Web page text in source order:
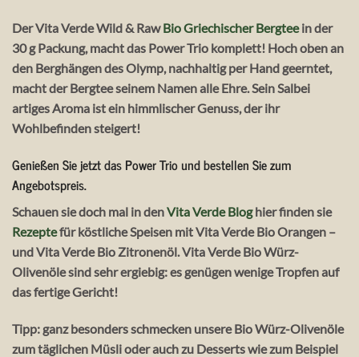
Der Vita Verde Wild & RawBio Griechischer Bergteein der
30 g Packung, macht das Power Trio komplett! Hoch oben an
den Berghängen des Olymp, nachhaltig per Hand geerntet,
macht der Bergtee seinem Namen alle Ehre. Sein Salbei
artiges Aroma ist ein himmlischer Genuss, der ihr
Wohlbefinden steigert!
Genießen Sie jetzt das Power Trio und bestellen Sie zum
Angebotspreis.
Schauen sie doch mal in denVita Verde Bloghier finden sie
Rezeptefür köstliche Speisen mit Vita Verde Bio Orangen –
und Vita Verde Bio Zitronenöl. Vita Verde Bio Würz-
Olivenöle sind sehr ergiebig: es genügen wenige Tropfen auf
das fertige Gericht!
Tipp: ganz besonders schmecken unsere Bio Würz-Olivenöle
zum täglichen Müsli oder auch zu Desserts wie zum Beispiel